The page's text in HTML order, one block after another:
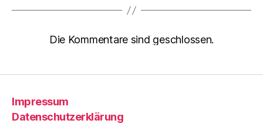
Die Kommentare sind geschlossen.
Impressum
Datenschutzerklärung